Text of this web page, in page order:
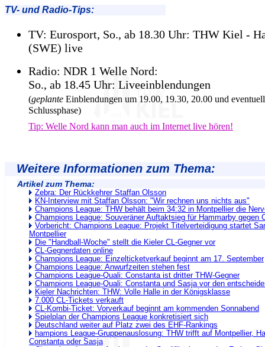
TV- und Radio-Tips:
TV: Eurosport, So., ab 18.30 Uhr: THW Kiel -
(SWE) live
Radio: NDR 1 Welle Nord:
So., ab 18.45 Uhr: Liveeinblendungen
(geplante Einblendungen um 19.00, 19.30, 20.00 und
Schlussphase)
Tip: Welle Nord kann man auch im Internet live hören!
Weitere Informationen zum Thema:
Artikel zum Thema:
Zebra: Der Rückkehrer Staffan Olsson
KN-Interview mit Staffan Olsson: "Wir rechnen uns nichts aus"
Champions League: THW behält beim 34:32 in Montpellier die
Champions League: Souveräner Auftaktsieg für Hammarby gegen
Vorbericht: Champions League: Projekt Titelverteidigung startet
Montpellier
Die "Handball-Woche" stellt die Kieler CL-Gegner vor
CL-Gegnerdaten online
Champions League: Einzelticketverkauf beginnt am 17. September
Champions League: Anwurfzeiten stehen fest
Champions League-Quali: Constanta ist dritter THW-Gegner
Champions League-Quali: Constanta und Sasja vor den
Kieler Nachrichten: THW: Volle Halle in der Königsklasse
7.000 CL-Tickets verkauft
CL-Kombi-Ticket: Vorverkauf beginnt am kommenden Sonnabend
Spielplan der Champions League konkretisiert sich
Deutschland weiter auf Platz zwei des EHF-Rankings
hampions League-Gruppenauslosung: THW trifft auf Montpellier,
Constanta oder Sasja